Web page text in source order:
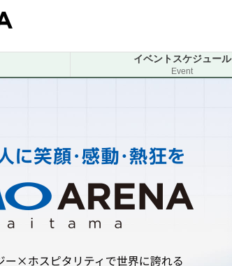
イベントスケジュール
Event